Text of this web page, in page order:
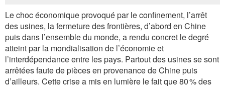
Le choc économique provoqué par le confinement, l’arrêt
des usines, la fermeture des frontières, d’abord en Chine
puis dans l’ensemble du monde, a rendu concret le degré
atteint par la mondialisation de l’économie et
l’interdépendance entre les pays. Partout des usines se sont
arrêtées faute de pièces en provenance de Chine puis
d’ailleurs. Cette crise a mis en lumière le fait que 80 % des